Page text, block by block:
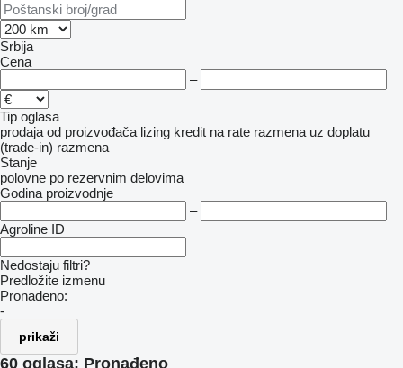
Srbija
Cena
–
Tip oglasa
prodaja od proizvođača lizing kredit na rate razmena uz doplatu
(trade-in) razmena
Stanje
polovne po rezervnim delovima
Godina proizvodnje
–
Agroline ID
Nedostaju filtri?
Predložite izmenu
Pronađeno:
-
prikaži
60 oglasa: Pronađeno